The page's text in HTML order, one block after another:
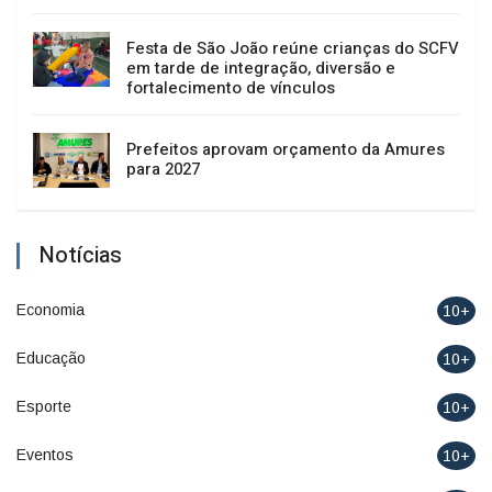
Festa de São João reúne crianças do SCFV
em tarde de integração, diversão e
fortalecimento de vínculos
Prefeitos aprovam orçamento da Amures
para 2027
Notícias
Economia 10+
Educação 10+
Esporte 10+
Eventos 10+